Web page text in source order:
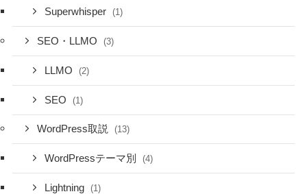
Superwhisper (1)
SEO・LLMO (3)
LLMO (2)
SEO (1)
WordPress取説 (13)
WordPressテーマ別 (4)
Lightning (1)